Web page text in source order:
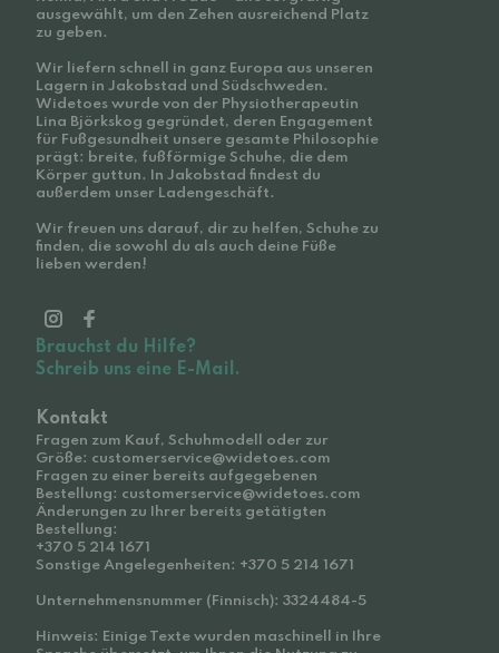
ausgewählt, um den Zehen ausreichend Platz
zu geben.
Wir liefern schnell in ganz Europa aus unseren
Lagern in Jakobstad und Südschweden.
Widetoes wurde von der Physiotherapeutin
Lina Björkskog gegründet, deren Engagement
für Fußgesundheit unsere gesamte Philosophie
prägt: breite, fußförmige Schuhe, die dem
Körper guttun. In Jakobstad findest du
außerdem unser Ladengeschäft.
Wir freuen uns darauf, dir zu helfen, Schuhe zu
finden, die sowohl du als auch deine Füße
lieben werden!
Brauchst du Hilfe?
Schreib uns eine E-Mail.
Kontakt
Fragen zum Kauf, Schuhmodell oder zur
Größe: customerservice@widetoes.com
Fragen zu einer bereits aufgegebenen
Bestellung: customerservice@widetoes.com
Änderungen zu Ihrer bereits getätigten
Bestellung:
+370 5 214 1671
Sonstige Angelegenheiten: +370 5 214 1671
Unternehmensnummer (Finnisch): 3324484-5
Hinweis: Einige Texte wurden maschinell in Ihre